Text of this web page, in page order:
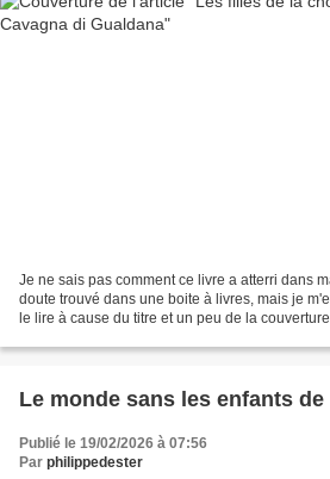
Je ne sais pas comment ce livre a atterri dans
doute trouvé dans une boite à livres, mais je
le lire à cause du titre et un peu de la
Le monde sans les enfants de
Publié le 19/02/2026 à 07:56
Par philippedester